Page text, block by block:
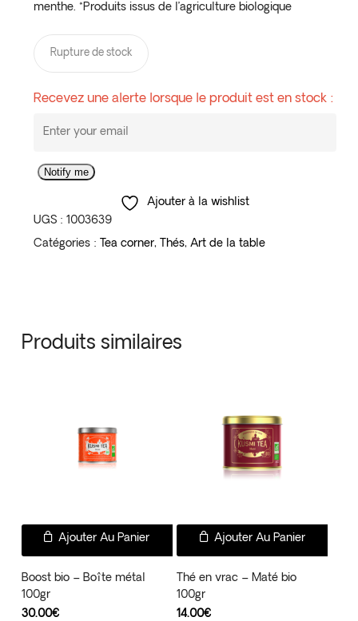
menthe. *Produits issus de l’agriculture biologique
Rupture de stock
Recevez une alerte lorsque le produit est en stock :
Notify me
Ajouter à la wishlist
UGS : 1003639
Catégories : Tea corner, Thés, Art de la table
Produits similaires
Ajouter Au Panier
Boost bio – Boîte métal
100gr
30.00€
Ajouter Au Panier
Thé en vrac – Maté bio
100gr
14.00€